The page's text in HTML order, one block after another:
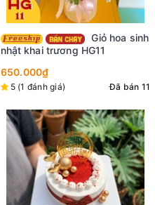
Giỏ hoa sinh
nhật khai trương HG11
650.000₫
5 (1 đánh giá) Đã bán 11